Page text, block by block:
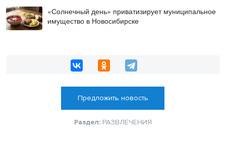
«Солнечный день» приватизирует муниципальное
имущество в Новосибирске
Предложить новость
Раздел: РАЗВЛЕЧЕНИЯ